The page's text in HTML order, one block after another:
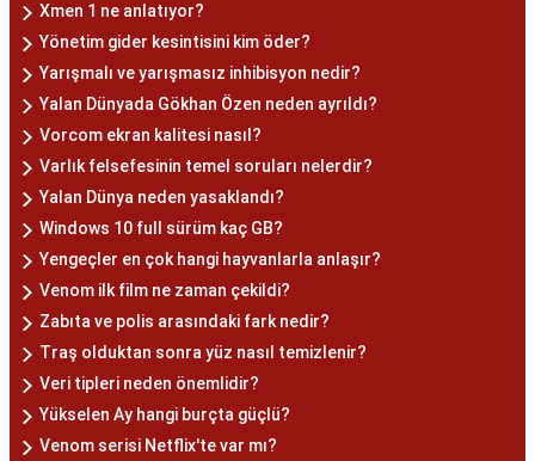
Xmen 1 ne anlatıyor?
Yönetim gider kesintisini kim öder?
Yarışmalı ve yarışmasız inhibisyon nedir?
Yalan Dünyada Gökhan Özen neden ayrıldı?
Vorcom ekran kalitesi nasıl?
Varlık felsefesinin temel soruları nelerdir?
Yalan Dünya neden yasaklandı?
Windows 10 full sürüm kaç GB?
Yengeçler en çok hangi hayvanlarla anlaşır?
Venom ilk film ne zaman çekildi?
Zabıta ve polis arasındaki fark nedir?
Traş olduktan sonra yüz nasıl temizlenir?
Veri tipleri neden önemlidir?
Yükselen Ay hangi burçta güçlü?
Venom serisi Netflix'te var mı?